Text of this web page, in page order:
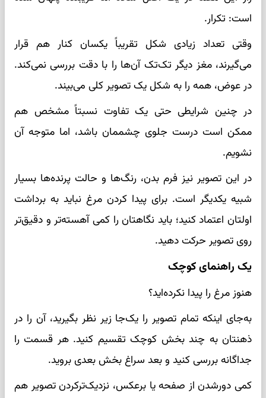
است: تکرار.
وقتی تعداد زیادی شکل تقریباً یکسان کنار هم قرار
می‌گیرند، مغز دیگر تک‌تک آن‌ها را با دقت بررسی نمی‌کند.
در عوض، همه را به شکل یک تصویر کلی می‌بیند.
در چنین شرایطی حتی یک تفاوت نسبتاً مشخص هم
ممکن است درست جلوی چشممان باشد، اما متوجه آن
نشویم.
در این تصویر نیز فرم بدن، رنگ‌ها و حالت پرنده‌ها بسیار
شبیه یکدیگر است. برای پیدا کردن مرغ نباید به برداشت
اولتان اعتماد کنید؛ باید نگاهتان را کمی آهسته‌تر و دقیق‌تر
روی تصویر حرکت دهید.
یک راهنمای کوچک
هنوز مرغ را پیدا نکرده‌اید؟
به‌جای اینکه تمام تصویر را یک‌جا زیر نظر بگیرید، آن را در
ذهنتان به چند بخش کوچک تقسیم کنید. هر قسمت را
جداگانه بررسی کنید و بعد سراغ بخش بعدی بروید.
کمی دورشدن از صفحه یا برعکس، نزدیک‌ترکردن تصویر هم